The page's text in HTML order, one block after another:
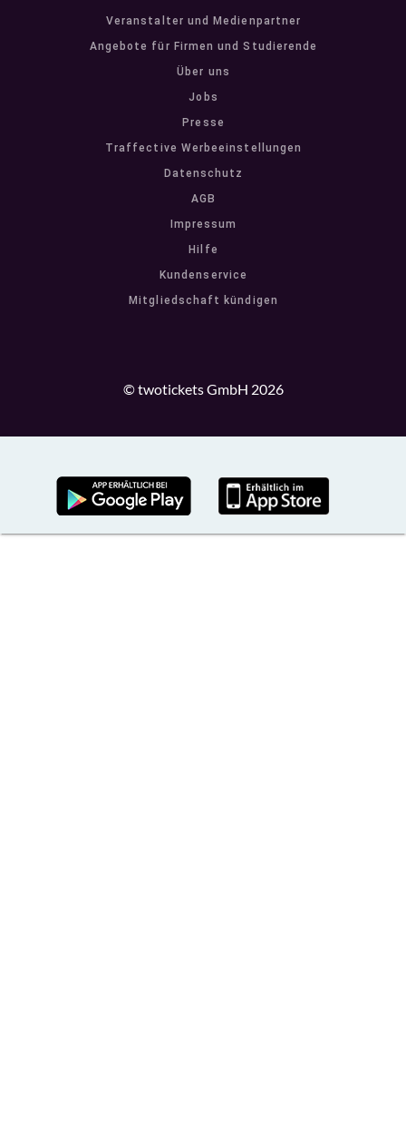
Veranstalter und Medienpartner
Angebote für Firmen und Studierende
Über uns
Jobs
Presse
Traffective Werbeeinstellungen
Datenschutz
AGB
Impressum
Hilfe
Kundenservice
Mitgliedschaft kündigen
© twotickets GmbH 2026